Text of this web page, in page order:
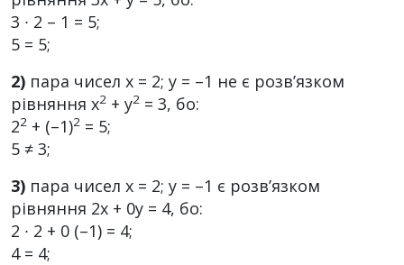
3 ∙ 2 – 1 = 5;
5 = 5;
2) пара чисел х = 2; у = –1 не є розв’язком
рівняння х2 + у2 = 3, бо:
22 + (–1)2 = 5;
5 ≠ 3;
3) пара чисел х = 2; у = –1 є розв’язком
рівняння 2х + 0y = 4, бо:
2 ∙ 2 + 0 (–1) = 4;
4 = 4;